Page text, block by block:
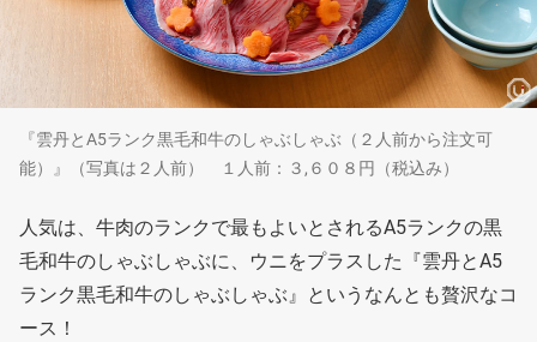
『雲丹とA5ランク黒毛和牛のしゃぶしゃぶ（２人前から注文可
能）』（写真は２人前） １人前：３,６０８円（税込み）
人気は、牛肉のランクで最もよいとされるA5ランクの黒
毛和牛のしゃぶしゃぶに、ウニをプラスした『雲丹とA5
ランク黒毛和牛のしゃぶしゃぶ』というなんとも贅沢なコ
ース！